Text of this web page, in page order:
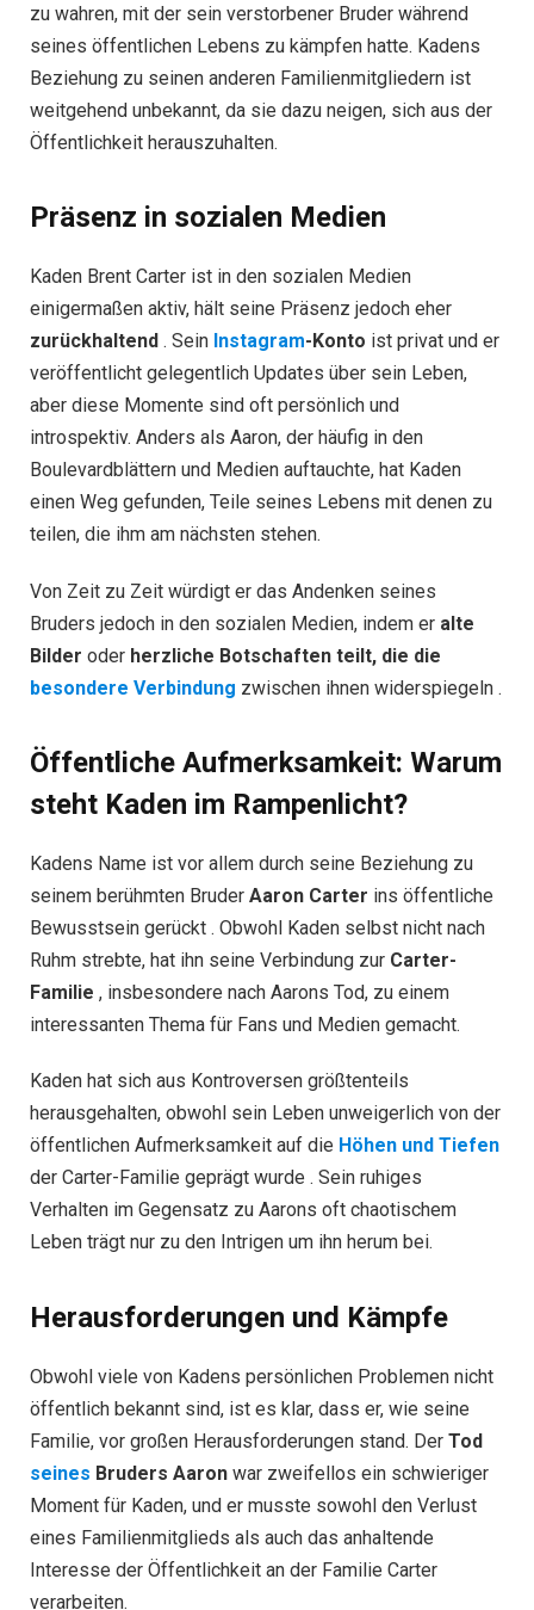
zu wahren, mit der sein verstorbener Bruder während
seines öffentlichen Lebens zu kämpfen hatte. Kadens
Beziehung zu seinen anderen Familienmitgliedern ist
weitgehend unbekannt, da sie dazu neigen, sich aus der
Öffentlichkeit herauszuhalten.
Präsenz in sozialen Medien
Kaden Brent Carter ist in den sozialen Medien
einigermaßen aktiv, hält seine Präsenz jedoch eher
zurückhaltend . Sein Instagram-Konto ist privat und er
veröffentlicht gelegentlich Updates über sein Leben,
aber diese Momente sind oft persönlich und
introspektiv. Anders als Aaron, der häufig in den
Boulevardblättern und Medien auftauchte, hat Kaden
einen Weg gefunden, Teile seines Lebens mit denen zu
teilen, die ihm am nächsten stehen.
Von Zeit zu Zeit würdigt er das Andenken seines
Bruders jedoch in den sozialen Medien, indem er alte
Bilder oder herzliche Botschaften teilt, die die
besondere Verbindung zwischen ihnen widerspiegeln .
Öffentliche Aufmerksamkeit: Warum
steht Kaden im Rampenlicht?
Kadens Name ist vor allem durch seine Beziehung zu
seinem berühmten Bruder Aaron Carter ins öffentliche
Bewusstsein gerückt . Obwohl Kaden selbst nicht nach
Ruhm strebte, hat ihn seine Verbindung zur Carter-
Familie , insbesondere nach Aarons Tod, zu einem
interessanten Thema für Fans und Medien gemacht.
Kaden hat sich aus Kontroversen größtenteils
herausgehalten, obwohl sein Leben unweigerlich von der
öffentlichen Aufmerksamkeit auf die Höhen und Tiefen
der Carter-Familie geprägt wurde . Sein ruhiges
Verhalten im Gegensatz zu Aarons oft chaotischem
Leben trägt nur zu den Intrigen um ihn herum bei.
Herausforderungen und Kämpfe
Obwohl viele von Kadens persönlichen Problemen nicht
öffentlich bekannt sind, ist es klar, dass er, wie seine
Familie, vor großen Herausforderungen stand. Der Tod
seines Bruders Aaron war zweifellos ein schwieriger
Moment für Kaden, und er musste sowohl den Verlust
eines Familienmitglieds als auch das anhaltende
Interesse der Öffentlichkeit an der Familie Carter
verarbeiten.